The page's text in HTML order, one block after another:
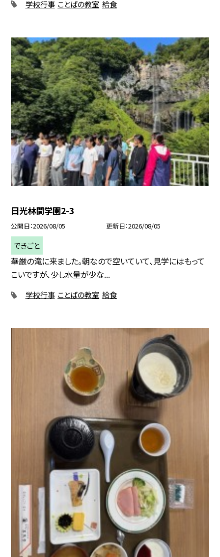
学校行事 ことばの教室 給食
日光林間学園2-3
公開日 2026/08/05 更新日 2026/08/05
できごと
華厳の滝に来ました。朝なので空いていて、見学にはもって
こいですが、少し水量が少な...
学校行事 ことばの教室 給食